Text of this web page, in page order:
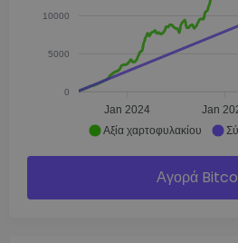
10000
5000
0
Jan 2024 Jan
Αξία χαρτοφυλακίου
Αγορά